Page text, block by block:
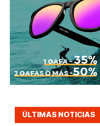
ÚLTIMAS NOTICIAS